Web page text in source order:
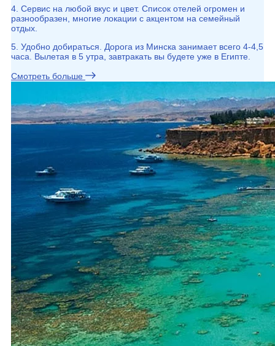
4. Сервис на любой вкус и цвет. Список отелей огромен и
разнообразен, многие локации с акцентом на семейный
отдых.
5. Удобно добираться. Дорога из Минска занимает всего 4-4,5
часа. Вылетая в 5 утра, завтракать вы будете уже в Египте.
Смотреть больше